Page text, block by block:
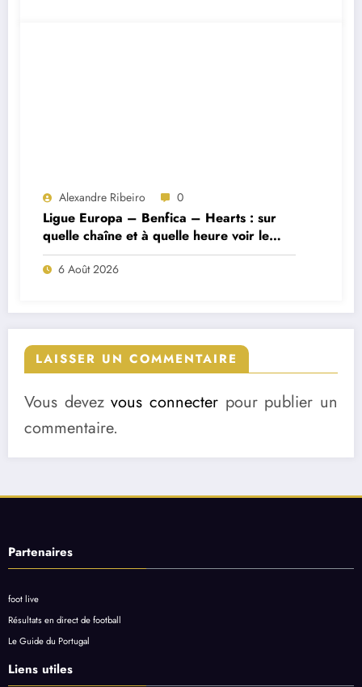
Alexandre Ribeiro 0
Ligue Europa – Benfica – Hearts : sur
quelle chaîne et à quelle heure voir le
match ?
6 Août 2026
LAISSER UN COMMENTAIRE
Vous devezvous connecter pour publier un
commentaire.
Partenaires
foot live
Résultats en direct de football
Le Guide du Portugal
Liens utiles